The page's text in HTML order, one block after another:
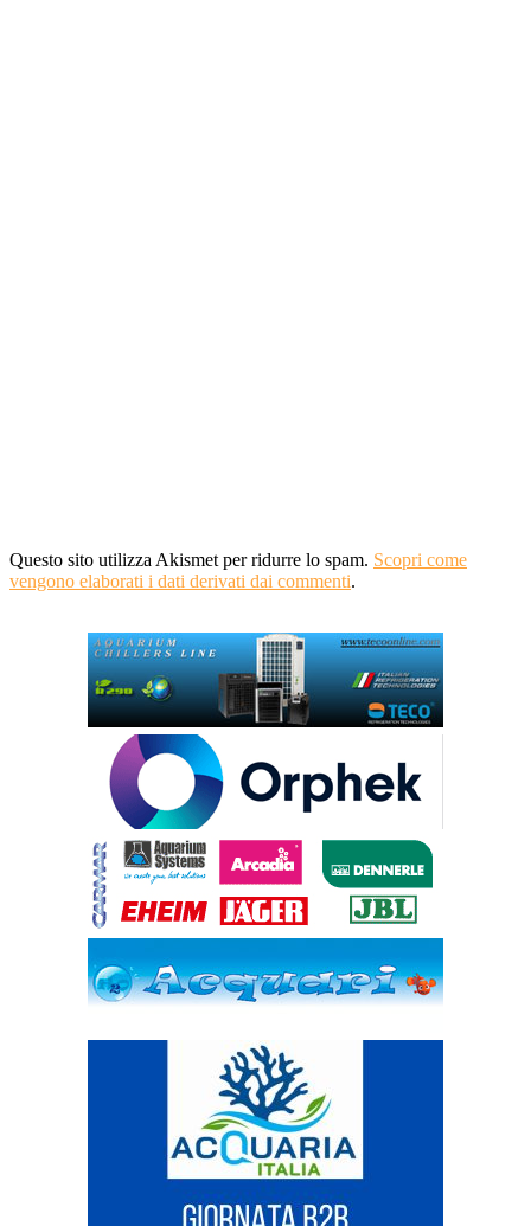
Questo sito utilizza Akismet per ridurre lo spam. Scopri come
vengono elaborati i dati derivati dai commenti.